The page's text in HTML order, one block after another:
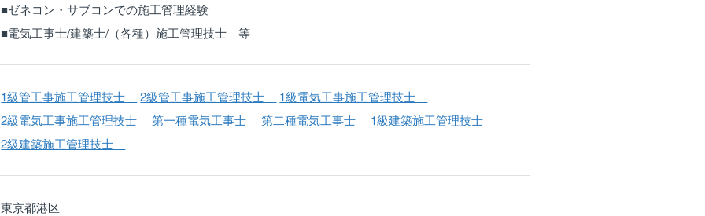
■ゼネコン・サブコンでの施工管理経験
■電気工事士/建築士/（各種）施工管理技士 等
1級管工事施工管理技士 2級管工事施工管理技士
1級電気工事施工管理技士
2級電気工事施工管理技士
第一種電気工事士 第二種電気工事士
1級建築施工管理技士
2級建築施工管理技士
東京都港区